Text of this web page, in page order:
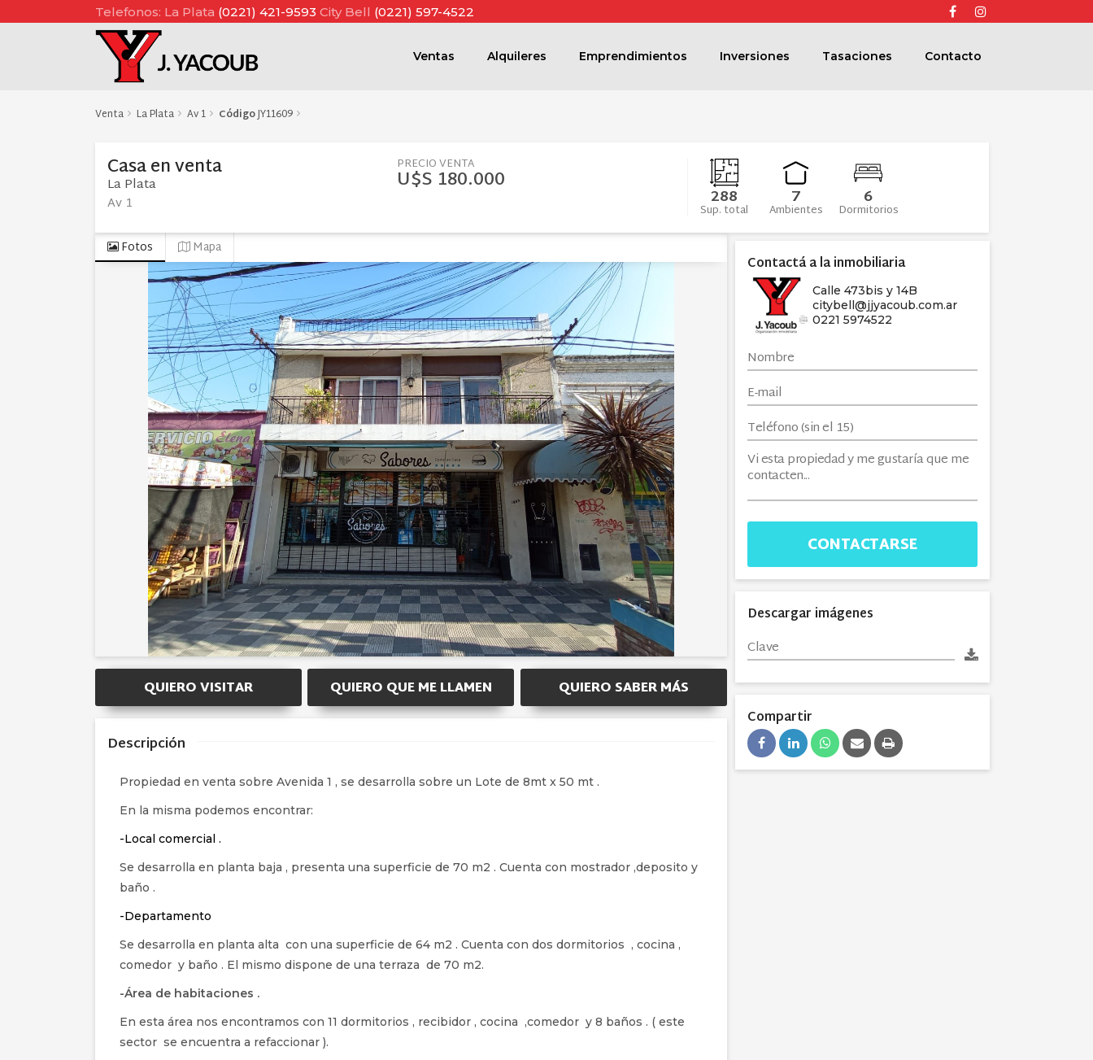
Telefonos: La Plata (0221) 421-9593 City Bell (0221) 597-4522 FacebookInstagram
Ventas Alquileres Emprendimientos Inversiones Tasaciones Contacto
Venta La Plata Av 1 CódigoJY11609
Casaenventa
La Plata
Av 1
PRECIO VENTA
U$S 180.000
288
Sup. total 7
Ambientes 6
Dormitorios
Fotos Mapa
QUIERO VISITAR QUIERO QUE ME LLAMEN QUIERO SABER MÁS
Descripción
Propiedad en venta sobre Avenida 1 , se desarrolla sobre un Lote de 8mt x 50 mt .
En la misma podemos encontrar:
-Local comercial .
Se desarrolla en planta baja , presenta una superficie de 70 m2 . Cuenta con mostrador ,deposito y
baño .
-Departamento
Se desarrolla en planta alta con una superficie de 64 m2 . Cuenta con dos dormitorios , cocina ,
comedor y baño . El mismo dispone de una terraza de 70 m2.
-Área de habitaciones .
En esta área nos encontramos con 11 dormitorios , recibidor , cocina ,comedor y 8 baños . ( este
sector se encuentra a refaccionar ).
Contactá a la inmobiliaria
Calle 473bis y 14B
citybell@jjyacoub.com.ar
0221 5974522
CONTACTARSE
Descargar imágenes
Compartir